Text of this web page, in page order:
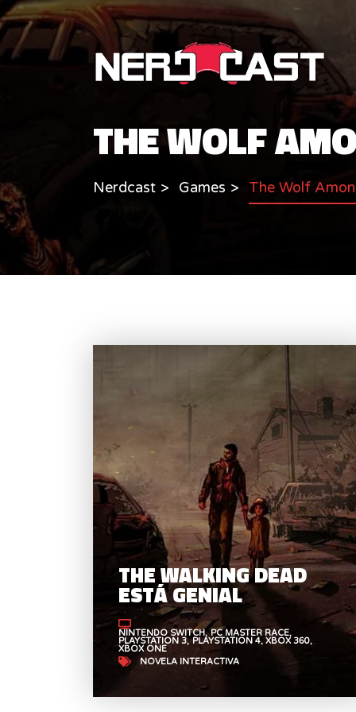
THE WOLF
Nerdcast Games The Wolf
THE WALKING DEAD
ESTÁ GENIAL
NINTENDO SWITCH PC MASTER RACE
PLAYSTATION 3 PLAYSTATION 4 XBOX 360
XBOX ONE
NOVELA INTERACTIVA